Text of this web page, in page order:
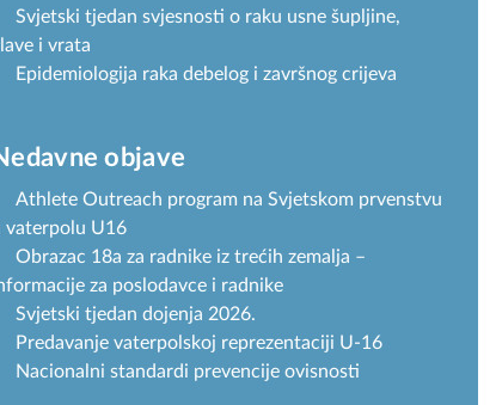
Svjetski tjedan svjesnosti o raku usne šupljine,
i vrata
Epidemiologija raka debelog i završnog crijeva
objave
Athlete Outreach program na Svjetskom prvenstvu
vaterpolu U16
Obrazac 18a za radnike iz trećih zemalja –
za poslodavce i radnike
Svjetski tjedan dojenja 2026.
Predavanje vaterpolskoj reprezentaciji U-16
Nacionalni standardi prevencije ovisnosti